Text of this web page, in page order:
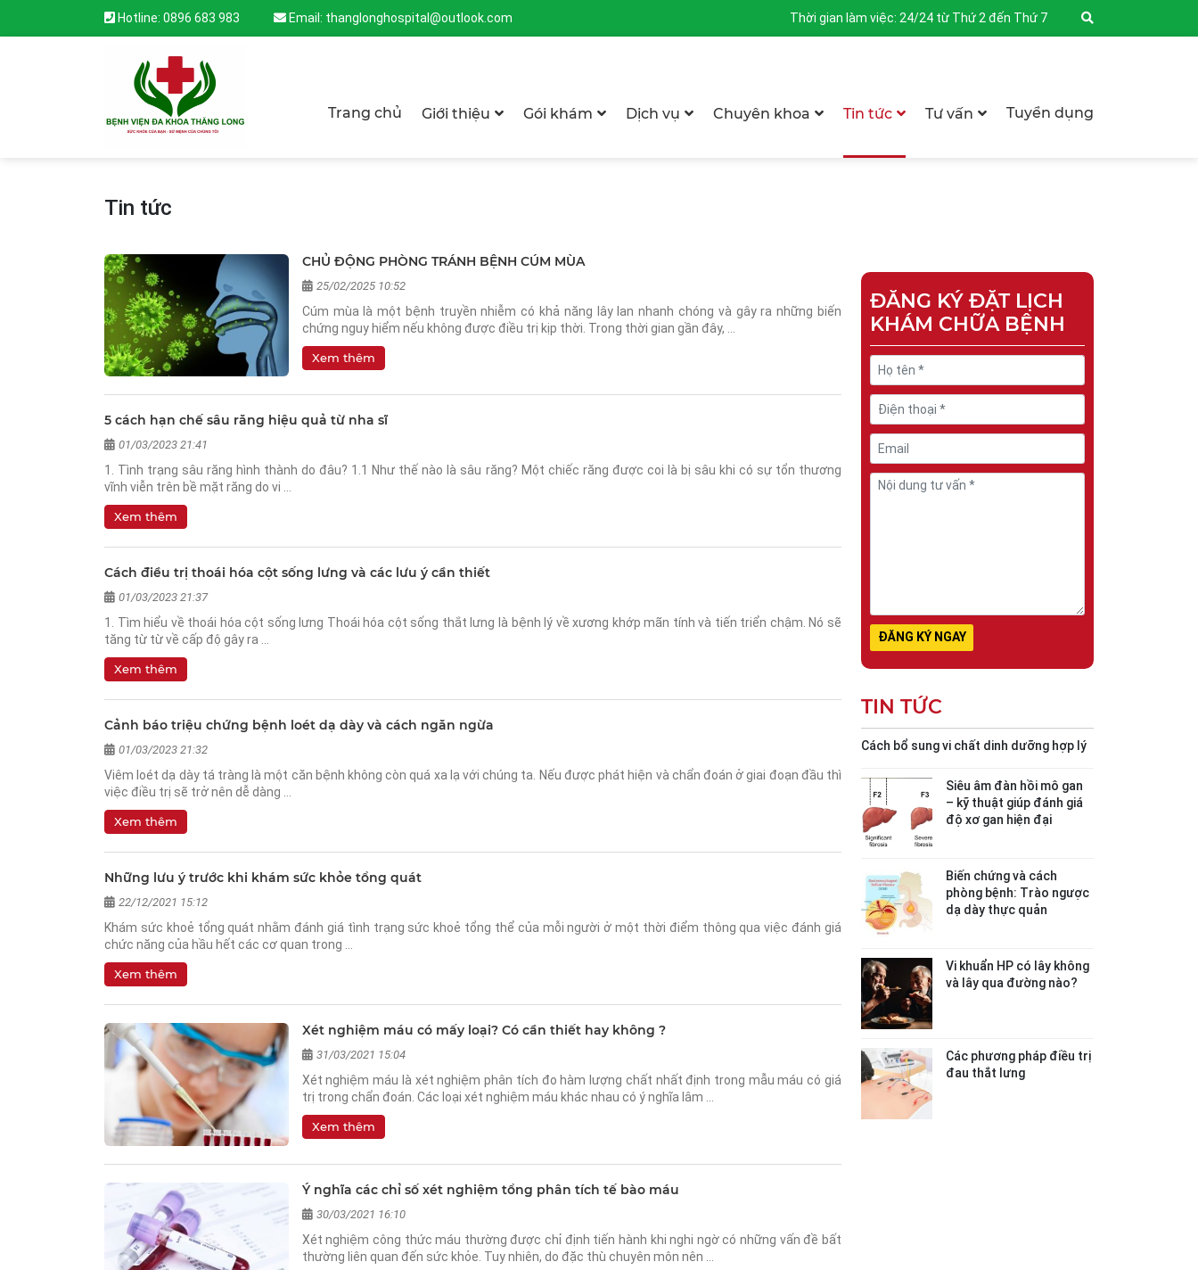
Hotline: 0896 683 983 Email: thanglonghospital@outlook.com Thời gian làm việc: 24/24 từ Thứ 2 đến Thứ 7
Trang chủ Giới thiệu Gói khám Dịch vụ Chuyên khoa Tin tức Tư vấn Tuyển dụng
Tin tức
CHỦ ĐỘNG PHÒNG TRÁNH BỆNH CÚM MÙA
25/02/2025 10:52
Cúm mùa là một bệnh truyền nhiễm có khả năng lây lan nhanh chóng và gây ra những biến
chứng nguy hiểm nếu không được điều trị kịp thời. Trong thời gian gần đây, …
Xem thêm
5 cách hạn chế sâu răng hiệu quả từ nha sĩ
01/03/2023 21:41
1. Tình trạng sâu răng hình thành do đâu? 1.1 Như thế nào là sâu răng? Một chiếc răng được coi là bị sâu khi có sự tổn thương
vĩnh viễn trên bề mặt răng do vi …
Xem thêm
Cách điều trị thoái hóa cột sống lưng và các lưu ý cần thiết
01/03/2023 21:37
1. Tìm hiểu về thoái hóa cột sống lưng Thoái hóa cột sống thắt lưng là bệnh lý về xương khớp mãn tính và tiến triển chậm. Nó sẽ
tăng từ từ về cấp độ gây ra …
Xem thêm
Cảnh báo triệu chứng bệnh loét dạ dày và cách ngăn ngừa
01/03/2023 21:32
Viêm loét dạ dày tá tràng là một căn bệnh không còn quá xa lạ với chúng ta. Nếu được phát hiện và chẩn đoán ở giai đoạn đầu thì
việc điều trị sẽ trở nên dễ dàng …
Xem thêm
Những lưu ý trước khi khám sức khỏe tổng quát
22/12/2021 15:12
Khám sức khoẻ tổng quát nhằm đánh giá tình trạng sức khoẻ tổng thể của mỗi người ở một thời điểm thông qua việc đánh giá
chức năng của hầu hết các cơ quan trong …
Xem thêm
Xét nghiệm máu có mấy loại? Có cần thiết hay không ?
31/03/2021 15:04
Xét nghiệm máu là xét nghiệm phân tích đo hàm lượng chất nhất định trong mẫu máu có giá
trị trong chẩn đoán. Các loại xét nghiệm máu khác nhau có ý nghĩa lâm …
Xem thêm
Ý nghĩa các chỉ số xét nghiệm tổng phân tích tế bào máu
30/03/2021 16:10
Xét nghiệm công thức máu thường được chỉ định tiến hành khi nghi ngờ có những vấn đề bất
thường liên quan đến sức khỏe. Tuy nhiên, do đặc thù chuyên môn nên …
ĐĂNG KÝ ĐẶT LỊCH
KHÁM CHỮA BỆNH
TIN TỨC
Cách bổ sung vi chất dinh dưỡng hợp lý
Siêu âm đàn hồi mô gan
– kỹ thuật giúp đánh giá
độ xơ gan hiện đại
Biến chứng và cách
phòng bệnh: Trào ngược
dạ dày thực quản
Vi khuẩn HP có lây không
và lây qua đường nào?
Các phương pháp điều trị
đau thắt lưng